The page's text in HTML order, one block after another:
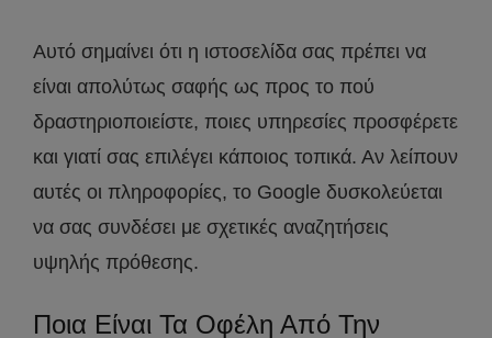
Αυτό σημαίνει ότι η ιστοσελίδα σας πρέπει να
είναι απολύτως σαφής ως προς το πού
δραστηριοποιείστε, ποιες υπηρεσίες προσφέρετε
και γιατί σας επιλέγει κάποιος τοπικά. Αν λείπουν
αυτές οι πληροφορίες, το Google δυσκολεύεται
να σας συνδέσει με σχετικές αναζητήσεις
υψηλής πρόθεσης.
Ποια Είναι Τα Οφέλη Από Την